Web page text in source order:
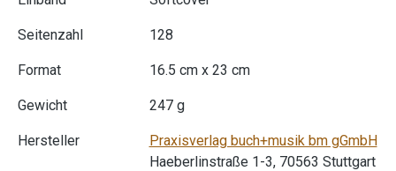
Seitenzahl 128
Format 16.5 cm x 23 cm
Gewicht 247 g
Hersteller
Praxisverlag buch+musik bm gGmbH
Haeberlinstraße 1-3, 70563 Stuttgart